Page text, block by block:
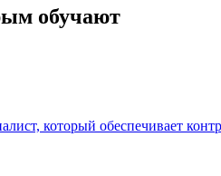
обучают
который обеспечивает